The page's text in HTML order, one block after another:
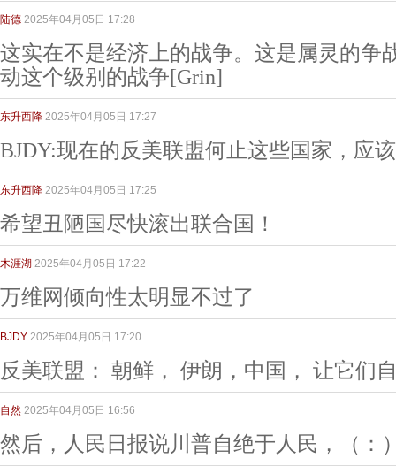
陆德 2025年04月05日 17:28
这实在不是经济上的战争。这是属灵的争
动这个级别的战争[Grin]
东升西降 2025年04月05日 17:27
BJDY:现在的反美联盟何止这些国家，应
东升西降 2025年04月05日 17:25
希望丑陋国尽快滚出联合国！
木涯湖 2025年04月05日 17:22
万维网倾向性太明显不过了
BJDY 2025年04月05日 17:20
反美联盟： 朝鲜， 伊朗，中国， 让它们
自然 2025年04月05日 16:56
然后，人民日报说川普自绝于人民，（：